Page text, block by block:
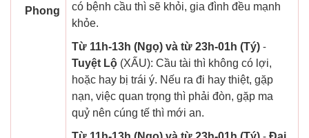
Phong
có bệnh cầu thì sẽ khỏi, gia đình đều mạnh
khỏe.
Từ 11h-13h (Ngọ) và từ 23h-01h (Tý) -
Tuyệt Lộ (XẤU): Cầu tài thì không có lợi,
hoặc hay bị trái ý. Nếu ra đi hay thiệt, gặp
nạn, việc quan trọng thì phải đòn, gặp ma
quỷ nên cúng tế thì mới an.